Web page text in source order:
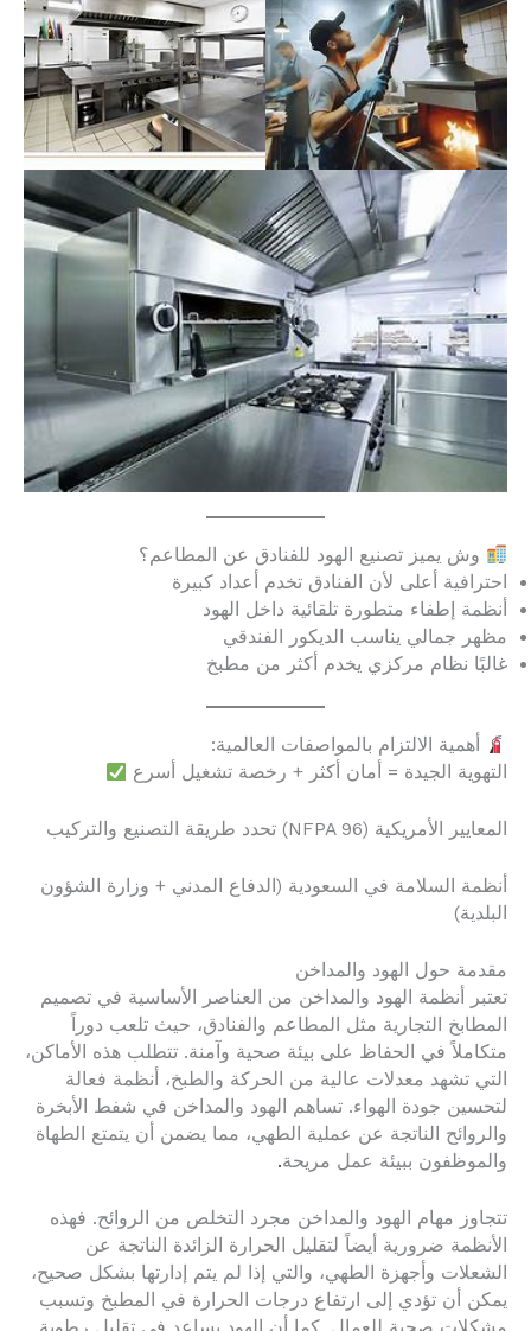
وش يميز تصنيع الهود للفنادق عن المطاعم؟
احترافية أعلى لأن الفنادق تخدم أعداد كبيرة
أنظمة إطفاء متطورة تلقائية داخل الهود
مظهر جمالي يناسب الديكور الفندقي
غالبًا نظام مركزي يخدم أكثر من مطبخ
أهمية الالتزام بالمواصفات العالمية:
التهوية الجيدة = أمان أكثر + رخصة تشغيل أسرع
المعايير الأمريكية (NFPA 96) تحدد طريقة التصنيع والتركيب
أنظمة السلامة في السعودية (الدفاع المدني + وزارة الشؤون
البلدية)
مقدمة حول الهود والمداخن
تعتبر أنظمة الهود والمداخن من العناصر الأساسية في تصميم
المطابخ التجارية مثل المطاعم والفنادق، حيث تلعب دوراً
متكاملاً في الحفاظ على بيئة صحية وآمنة. تتطلب هذه الأماكن،
التي تشهد معدلات عالية من الحركة والطبخ، أنظمة فعالة
لتحسين جودة الهواء. تساهم الهود والمداخن في شفط الأبخرة
والروائح الناتجة عن عملية الطهي، مما يضمن أن يتمتع الطهاة
والموظفون ببيئة عمل مريحة.
تتجاوز مهام الهود والمداخن مجرد التخلص من الروائح. فهذه
الأنظمة ضرورية أيضاً لتقليل الحرارة الزائدة الناتجة عن
الشعلات وأجهزة الطهي، والتي إذا لم يتم إدارتها بشكل صحيح،
يمكن أن تؤدي إلى ارتفاع درجات الحرارة في المطبخ وتسبب